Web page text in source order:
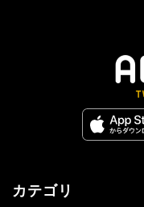
カテゴリ